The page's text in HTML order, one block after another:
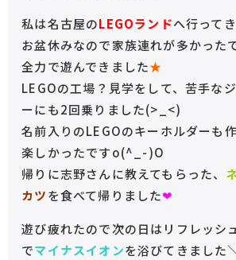
私は名古屋のLEGOランドへ行って
お盆休みなので家族連れが多かった
全力で遊んできました★
LEGOの工場？見学をして、苦手な
ーにも2回乗りました(>_<)
名前入りのLEGOのキーホルダーも
楽しかったですo(^_-)O
帰りに志野さんに教えてもらった、
カツを食べて帰りました❤︎
遊び疲れたので次の日はリフレッシ
でマイナスイオンを浴びてきまし